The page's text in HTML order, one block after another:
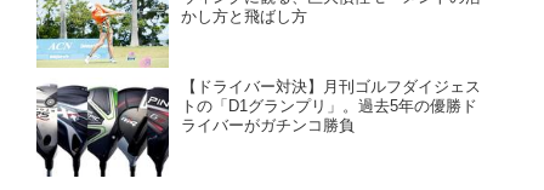
かし方と飛ばし方
【ドライバー対決】月刊ゴルフダイジェス
トの「D1グランプリ」。過去5年の優勝ド
ライバーがガチンコ勝負